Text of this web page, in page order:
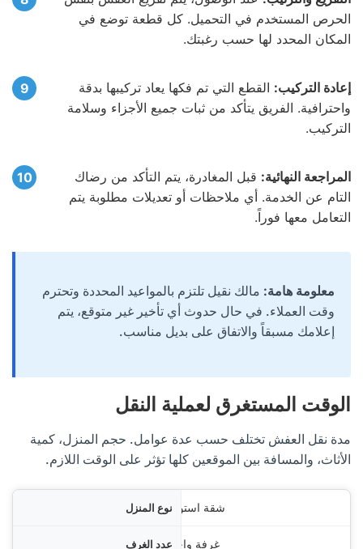
الحرص المستخدم في التحميل. كل قطعة توضع في
المكان المحدد لها حسب رغبتك.
إعادة التركيب: القطع التي تم فكها يعاد تركيبها بدقة
واحترافية. الفريق يتأكد من ثبات جميع الأجزاء وسلامة
التركيب.
المراجعة النهائية: قبل المغادرة، يتم التأكد من رضاك
التام عن الخدمة. أي ملاحظات أو تعديلات مطلوبة يتم
التعامل معها فوراً.
معلومة هامة: مالك نقيل تلتزم بالمواعيد المحددة وتحترم
وقت العملاء. في حال حدوث أي تأخير غير متوقع، يتم
إعلامك مسبقاً والاتفاق على بديل مناسب.
الوقت المستغرق لعملية النقل
مدة نقل العفش تختلف حسب عدة عوامل. حجم المنزل، كمية
الأثاث، والمسافة بين الموقعين كلها تؤثر على الوقت اللازم.
شقة استوديو
غرفة واحدة